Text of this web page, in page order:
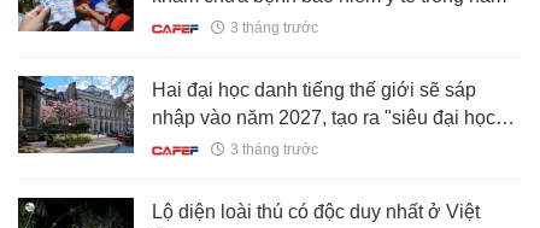
3 tháng trước
Hai đại học danh tiếng thế giới sẽ sáp
nhập vào năm 2027, tạo ra "siêu đại học"
mới với 47.000 sinh viên
3 tháng trước
Lộ diện loài thú có độc duy nhất ở Việt